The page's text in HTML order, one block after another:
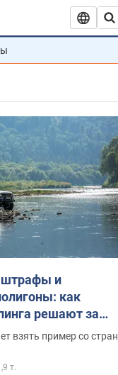
штрафы и
как
решают за
взять пример со стран
т.